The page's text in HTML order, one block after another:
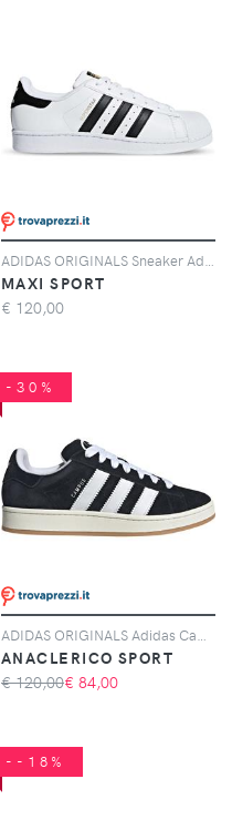
MAXI SPORT
€ 120,00
-30%
ANACLERICO SPORT
€ 120,00€ 84,00
--18%